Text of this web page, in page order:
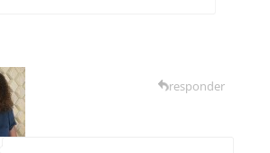
responder